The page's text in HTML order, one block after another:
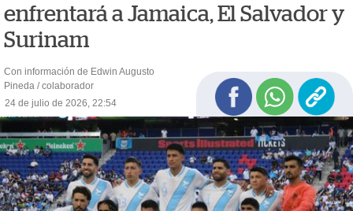
enfrentará a Jamaica, El Salvador y
Surinam
Con información de Edwin Augusto
Pineda / colaborador
24 de julio de 2026, 22:54